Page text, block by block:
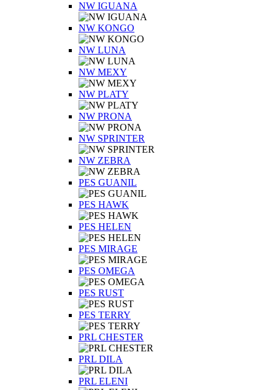
NW IGUANA
NW KONGO
NW LUNA
NW MEXY
NW PLATY
NW PRONA
NW SPRINTER
NW ZEBRA
PES GUANIL
PES HAWK
PES HELEN
PES MIRAGE
PES OMEGA
PES RUST
PES TERRY
PRL CHESTER
PRL DILA
PRL ELENI